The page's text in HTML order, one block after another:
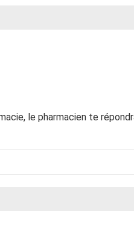
le pharmacien te